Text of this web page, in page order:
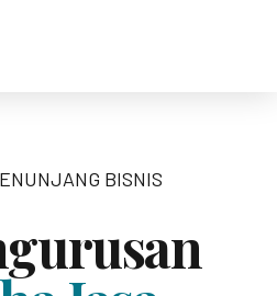
BISNIS